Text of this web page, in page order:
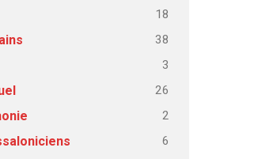
18
38
3
26
2
6